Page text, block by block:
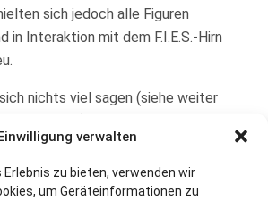
verwalten
zu bieten, verwenden wir
um Geräteinformationen zu
sich jedoch alle Figuren
in Interaktion mit dem F.I.E.S.-Hirn
nichts viel sagen (siehe weiter
Aufblitzen von Gedanken und
Teil jedoch auch nachlässt, der
und Informationsvermittlung